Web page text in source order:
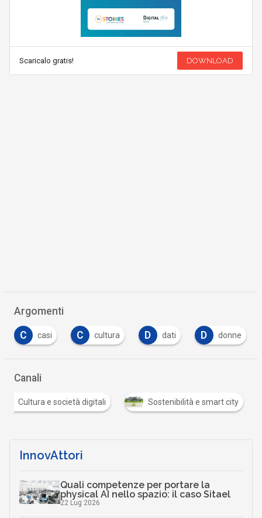
Scaricalo gratis! DOWNLOAD
Argomenti
C cultura D dati D donne I italia
Canali
Cultura e società digitali Sostenibilità e smart city
InnovAttori
Quali competenze per portare la
physical AI nello spazio: il caso Sitael
22 Lug 2026